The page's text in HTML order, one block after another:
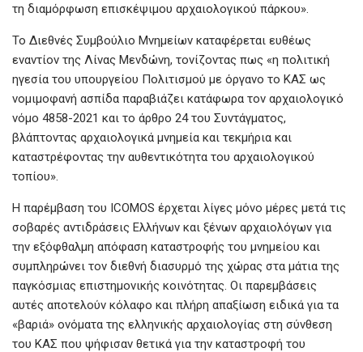
τη διαμόρφωση επισκέψιμου αρχαιολογικού πάρκου».
Το Διεθνές Συμβούλιο Μνημείων καταφέρεται ευθέως
εναντίον της Λίνας Μενδώνη, τονίζοντας πως «η πολιτική
ηγεσία του υπουργείου Πολιτισμού με όργανο το ΚΑΣ ως
νομιμοφανή ασπίδα παραβιάζει κατάφωρα τον αρχαιολογικό
νόμο 4858-2021 και το άρθρο 24 του Συντάγματος,
βλάπτοντας αρχαιολογικά μνημεία και τεκμήρια και
καταστρέφοντας την αυθεντικότητα του αρχαιολογικού
τοπίου».
Η παρέμβαση του ICOMOS έρχεται λίγες μόνο μέρες μετά τις
σοβαρές αντιδράσεις Ελλήνων και ξένων αρχαιολόγων για
την εξόφθαλμη απόφαση καταστροφής του μνημείου και
συμπληρώνει τον διεθνή διασυρμό της χώρας στα μάτια της
παγκόσμιας επιστημονικής κοινότητας. Οι παρεμβάσεις
αυτές αποτελούν κόλαφο και πλήρη απαξίωση ειδικά για τα
«βαριά» ονόματα της ελληνικής αρχαιολογίας στη σύνθεση
του ΚΑΣ που ψήφισαν θετικά για την καταστροφή του